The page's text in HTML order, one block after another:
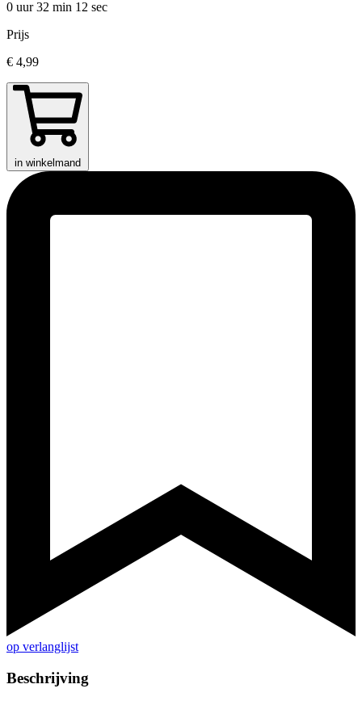
0 uur 32 min 12 sec
Prijs
€ 4,99
in winkelmand
op verlanglijst
Beschrijving